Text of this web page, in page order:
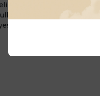
Elektronik Kayıt Ünitesi
sunar. İhtiyacınız
uzaktan veya